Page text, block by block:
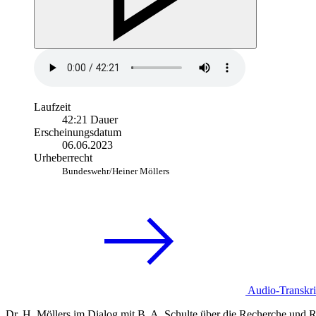
Laufzeit
42:21 Dauer
Erscheinungsdatum
06.06.2023
Urheberrecht
Bundeswehr/Heiner Möllers
Audio-